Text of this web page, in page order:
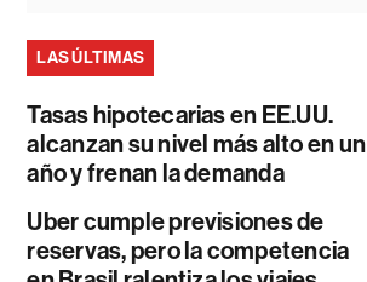
LAS ÚLTIMAS
Tasas hipotecarias en EE.UU.
alcanzan su nivel más alto en un
año y frenan la demanda
Uber cumple previsiones de
reservas, pero la competencia